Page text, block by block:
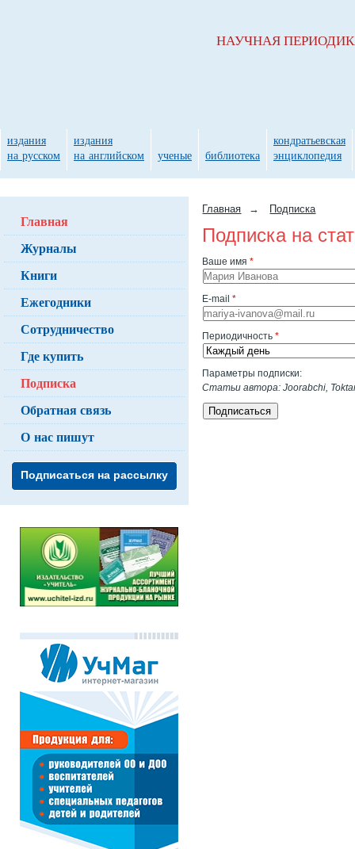
Главная → Подписка
Подписка на
Ваше имя*
E-mail*
Периодичность*
Параметры подписки:
Статьи автора: Joorabchi,
Подписаться
Главная
Журналы
Книги
Ежегодники
Сотрудничество
Где купить
Подписка
Обратная связь
О нас пишут
Подписаться на рассылку
НАУЧНАЯ
издания
на русском
издания
на английском
ученые библиотека
кондратьевская
энциклопедия